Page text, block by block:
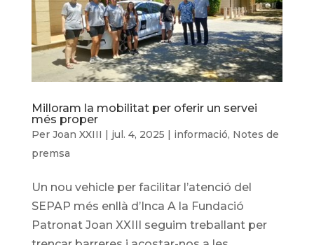
Milloram la mobilitat per oferir un servei
més proper
Per Joan XXIII | jul. 4, 2025 | informació, Notes de
premsa
Un nou vehicle per facilitar l’atenció del
SEPAP més enllà d’Inca A la Fundació
Patronat Joan XXIII seguim treballant per